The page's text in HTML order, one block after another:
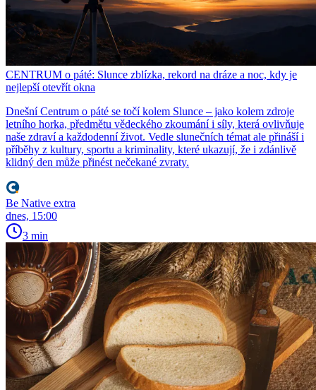
CENTRUM o páté: Slunce zblízka, rekord na dráze a noc, kdy je
nejlepší otevřít okna
Dnešní Centrum o páté se točí kolem Slunce – jako kolem zdroje
letního horka, předmětu vědeckého zkoumání i síly, která ovlivňuje
naše zdraví a každodenní život. Vedle slunečních témat ale přináší i
příběhy z kultury, sportu a kriminality, které ukazují, že i zdánlivě
klidný den může přinést nečekané zvraty.
Be Native extra
dnes, 15:00
3 min